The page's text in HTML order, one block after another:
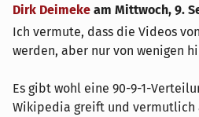
Dirk Deimeke am Mittwoch, 9.
Ich vermute, dass die Videos
werden, aber nur von wenigen
Es gibt wohl eine 90-9-1-
Wikipedia greift und vermutlich